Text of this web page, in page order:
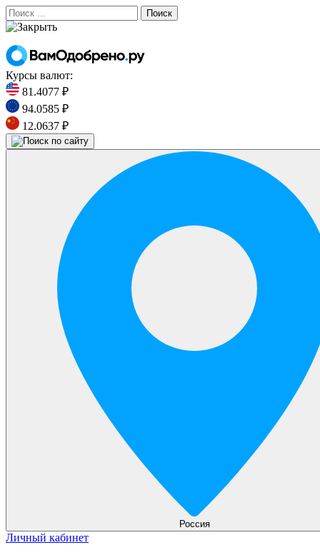
Поиск
Курсы валют:
81.4077 ₽
94.0585 ₽
12.0637 ₽
Россия
Личный кабинет